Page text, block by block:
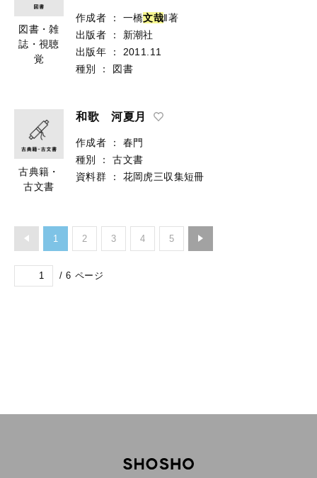
図書・雑
誌・視聴
覚
作成者 ： 一橋文哉‖著
出版者
：
新潮社
出版年
：
2011.11
種別
： 図書
古典籍・
古文書
和歌 河夏月
作成者 ：
春門
種別
：
古文書
資料群
： 花岡虎三収集短冊
1 2 3 4 5
/ 6 ページ